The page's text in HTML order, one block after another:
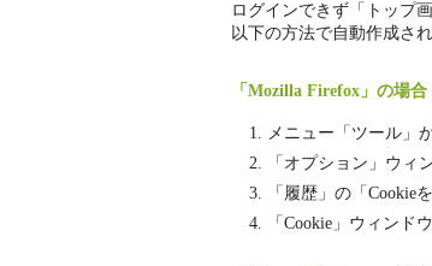
ログインできず「トップ
以下の方法で自動作成さ
「Mozilla Firefox」の場合
メニュー「ツール」
「オプション」ウィ
「履歴」の「Cookie
「Cookie」ウィンド